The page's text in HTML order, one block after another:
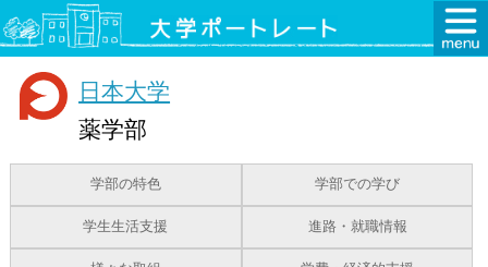
日本大学
薬学部
学部の特色 学部での学び
学生生活支援 進路・就職情報